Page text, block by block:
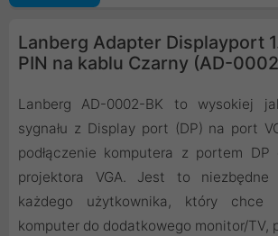
Lanberg Adapter Displayport
PIN na kablu Czarny (AD-
Lanberg AD-0002-BK to wysokiej
sygnału z Display port (DP) na port
podłączenie komputera z portem
projektora VGA. Jest to niezbędne
każdego użytkownika, który chce
komputer do dodatkowego monitor/TV,